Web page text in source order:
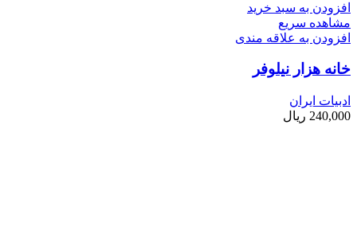
افزودن به سبد خرید
مشاهده سریع
افزودن به علاقه مندی
خانه هزار نیلوفر
ادبیات ایران
240,000 ریال